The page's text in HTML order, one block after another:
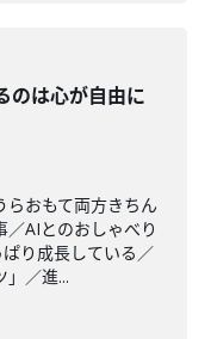
は心が自由に
おもて両方きちん
／AIとのおしゃべり
り成長している／
」／進...